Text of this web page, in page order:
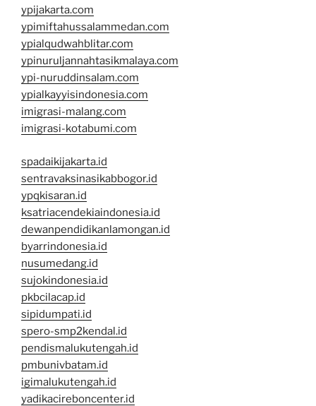
ypijakarta.com
ypimiftahussalammedan.com
ypialqudwahblitar.com
ypinuruljannahtasikmalaya.com
ypi-nuruddinsalam.com
ypialkayyisindonesia.com
imigrasi-malang.com
imigrasi-kotabumi.com
spadaikijakarta.id
sentravaksinasikabbogor.id
ypqkisaran.id
ksatriacendekiaindonesia.id
dewanpendidikanlamongan.id
byarrindonesia.id
nusumedang.id
sujokindonesia.id
pkbcilacap.id
sipidumpati.id
spero-smp2kendal.id
pendismalukutengah.id
pmbunivbatam.id
igimalukutengah.id
yadikacireboncenter.id